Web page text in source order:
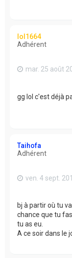
lol1664
Adhérent
mar. 25 août
gg lol c'est déjà
Taihofa
Adhérent
ven. 4 sept.
bj à partir où tu
chance que tu
tu as eu.
A ce soir dans le